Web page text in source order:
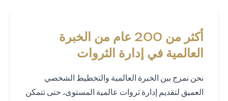
أكثر من 200 عام من الخبرة
العالمية في إدارة الثروات
نحن نمزج بين الخبرة العالمية والتخطيط الشخصي
العميق لتقديم إدارة ثروات عالمية المستوى، حتى تتمكن